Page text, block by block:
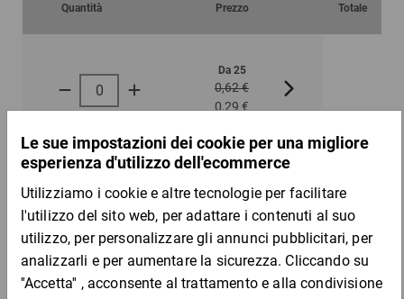
Quantità Prezzo Totale
Da 25
0,62 €
0,29 €
Campione
DESCRIZIONE DEL PRODOTTO